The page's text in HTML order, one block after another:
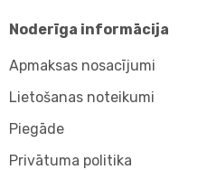
Noderīga informācija
Apmaksas nosacījumi
Lietošanas noteikumi
Piegāde
Privātuma politika